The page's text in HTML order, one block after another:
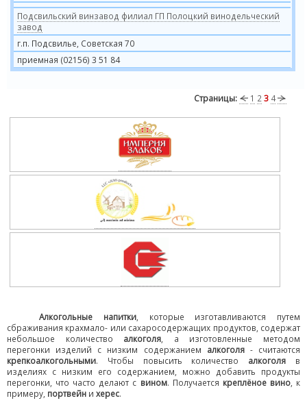
Подсвильский винзавод филиал ГП Полоцкий винодельческий
завод
г.п. Подсвилье, Советская 70
приемная (02156) 3 51 84
Страницы: 1 2 3 4
Алкогольные напитки, которые изготавливаются путем
сбраживания крахмало- или сахаросодержащих продуктов, содержат
небольшое количество алкоголя , а изготовленные методом
перегонки изделий с низким содержанием алкоголя- считаются
крепкоалкогольными. Чтобы повысить количество алкоголя в
изделиях с низким его содержанием, можно добавить продукты
перегонки, что часто делают с вином. Получается креплёное вино, к
примеру, портвейн и херес.